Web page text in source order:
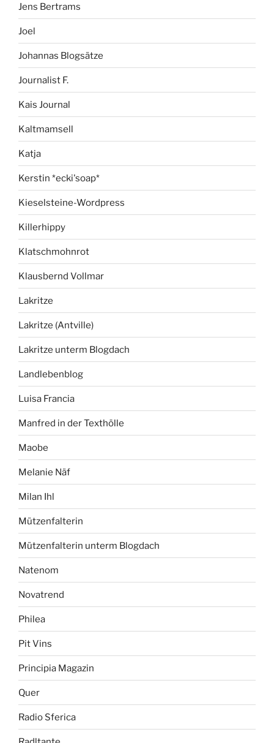
Jens Bertrams
Joel
Johannas Blogsätze
Journalist F.
Kais Journal
Kaltmamsell
Katja
Kerstin *ecki'soap*
Kieselsteine-Wordpress
Killerhippy
Klatschmohnrot
Klausbernd Vollmar
Lakritze
Lakritze (Antville)
Lakritze unterm Blogdach
Landlebenblog
Luisa Francia
Manfred in der Texthölle
Maobe
Melanie Näf
Milan Ihl
Mützenfalterin
Mützenfalterin unterm Blogdach
Natenom
Novatrend
Philea
Pit Vins
Principia Magazin
Quer
Radio Sferica